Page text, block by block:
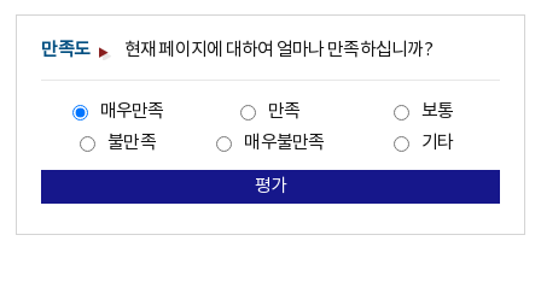
만족도 현재 페이지에 대하여 얼마나 만족하십니까?
매우만족 만족
보통
불만족
매우불만족 기타
평가